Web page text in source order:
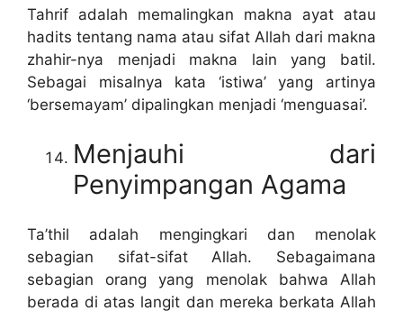
Tahrif adalah memalingkan makna ayat atau
hadits tentang nama atau sifat Allah dari makna
zhahir-nya menjadi makna lain yang batil.
Sebagai misalnya kata ‘istiwa’ yang artinya
‘bersemayam’ dipalingkan menjadi ‘menguasai’.
Menjauhi dari
Penyimpangan Agama
Ta’thil adalah mengingkari dan menolak
sebagian sifat-sifat Allah. Sebagaimana
sebagian orang yang menolak bahwa Allah
berada di atas langit dan mereka berkata Allah